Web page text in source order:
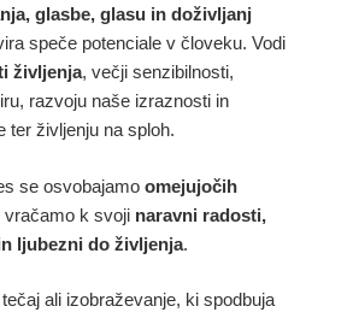
glasbe, glasu in doživljanj
speče potenciale v človeku. Vodi
življenja, večji senzibilnosti,
razvoju naše izraznosti in
ter življenju na sploh.
se osvobajamo omejujočih
vračamo k svoji naravni radosti,
ljubezni do življenja.
ali izobraževanje, ki spodbuja